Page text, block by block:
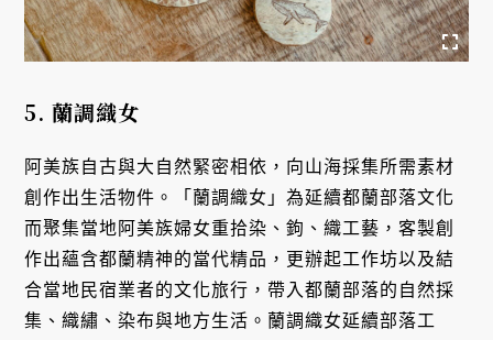
5. 蘭調織女
阿美族自古與大自然緊密相依，向山海採集所需素材
創作出生活物件。「蘭調織女」為延續都蘭部落文化
而聚集當地阿美族婦女重拾染、鉤、織工藝，客製創
作出蘊含都蘭精神的當代精品，更辦起工作坊以及結
合當地民宿業者的文化旅行，帶入都蘭部落的自然採
集、織繡、染布與地方生活。蘭調織女延續部落工